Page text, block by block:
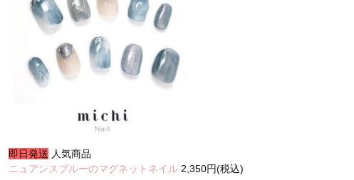
即日発送 人気商品
ニュアンスブルーのマグネットネイル 2,350円(税込)